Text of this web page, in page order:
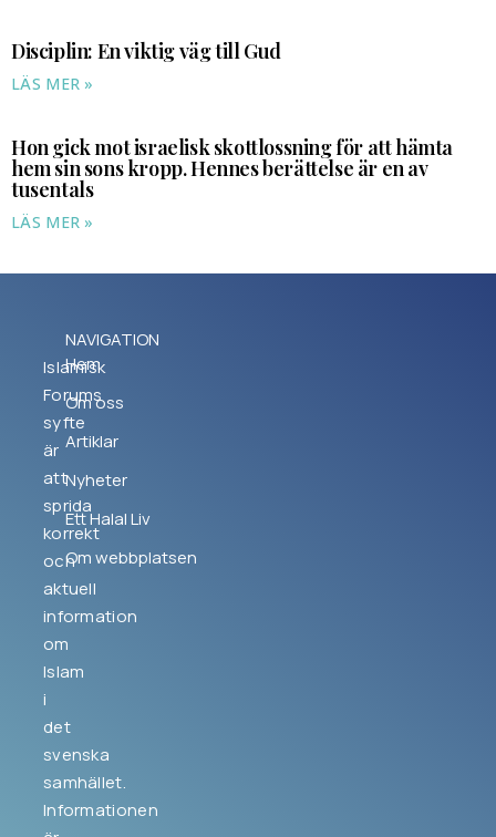
Disciplin: En viktig väg till Gud
LÄS MER »
Hon gick mot israelisk skottlossning för att hämta
hem sin sons kropp. Hennes berättelse är en av
tusentals
LÄS MER »
Islamisk
Forums
syfte
är
att
sprida
korrekt
och
aktuell
information
om
Islam
i
det
svenska
samhället.
Informationen
NAVIGATION
Hem
Om oss
Artiklar
Nyheter
Ett Halal Liv
Om webbplatsen